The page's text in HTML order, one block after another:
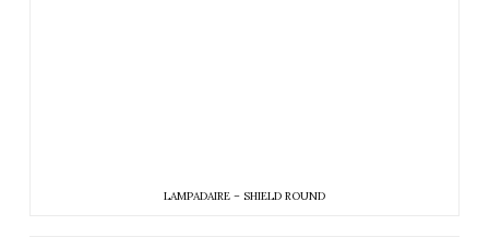
LAMPADAIRE – SHIELD ROUND